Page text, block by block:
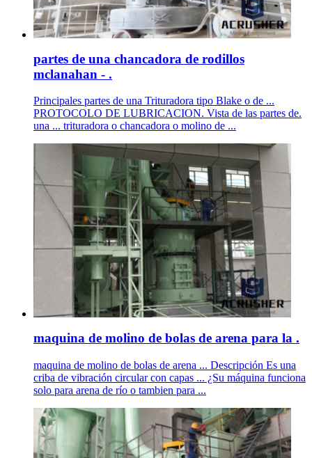
partes de una chancadora de rodillos
mclanahan - .
Principales partes de una Trituradora tipo Blake o de ...
PROTOCOLO DE LUBRICACION. Vista de las partes de.
una ... trituradora o chancadora o molino de ...
maquina de molino de bolas de arena para la .
maquina de molino de bolas de arena ... Descripción Es una
criba de vibración circular con capas ... ¿Su máquina funciona
solo para arena de río o tambien para ...